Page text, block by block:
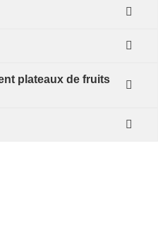
plateaux de fruits